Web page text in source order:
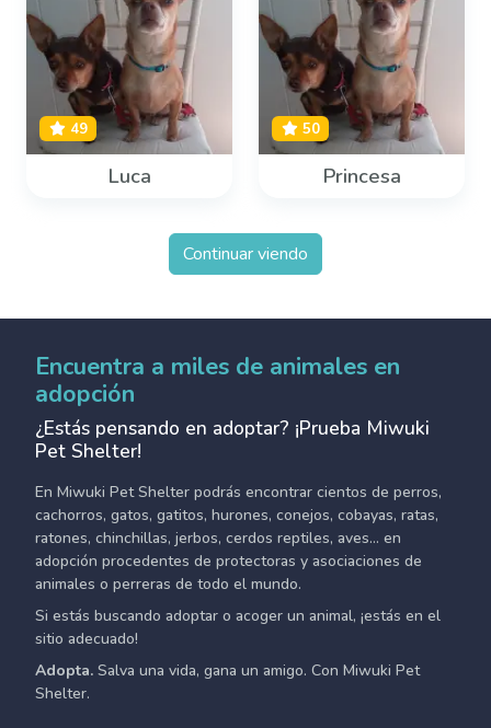
49
Luca
50
Princesa
Continuar viendo
Encuentra a miles de animales en
adopción
¿Estás pensando en adoptar? ¡Prueba Miwuki
Pet Shelter!
En Miwuki Pet Shelter podrás encontrar cientos de perros,
cachorros, gatos, gatitos, hurones, conejos, cobayas, ratas,
ratones, chinchillas, jerbos, cerdos reptiles, aves... en
adopción procedentes de protectoras y asociaciones de
animales o perreras de todo el mundo.
Si estás buscando adoptar o acoger un animal, ¡estás en el
sitio adecuado!
Adopta. Salva una vida, gana un amigo. Con Miwuki Pet
Shelter.